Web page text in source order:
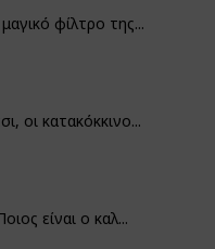
φίλτρο της...
οι κατακόκκινο...
είναι ο καλ...